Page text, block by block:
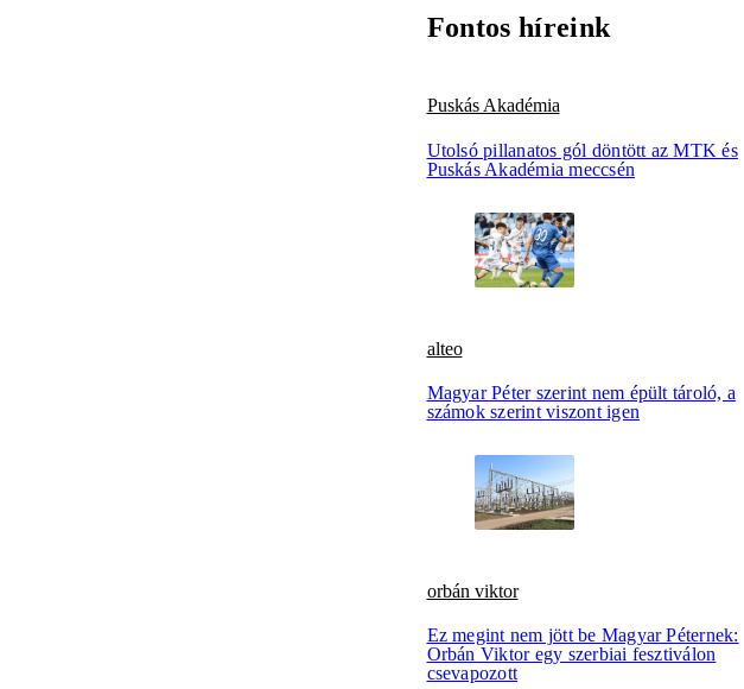
Fontos híreink
Puskás Akadémia
Utolsó pillanatos gól döntött az MTK és
Puskás Akadémia meccsén
alteo
Magyar Péter szerint nem épült tároló, a
számok szerint viszont igen
orbán viktor
Ez megint nem jött be Magyar Péternek:
Orbán Viktor egy szerbiai fesztiválon
csevapozott